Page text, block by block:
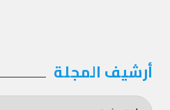
أرشيف المجلة
المجلة